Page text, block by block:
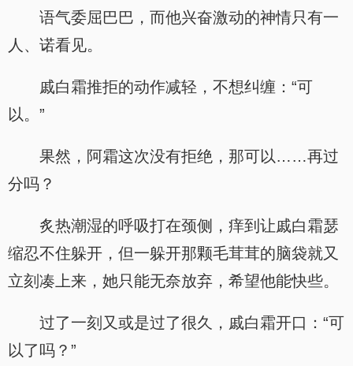
语气委屈巴巴，而他兴奋激动的神情只有一
人、诺看见。
戚白霜推拒的动作减轻，不想纠缠：“可
以。”
果然，阿霜这次没有拒绝，那可以……再过
分吗？
炙热潮湿的呼吸打在颈侧，痒到让戚白霜瑟
缩忍不住躲开，但一躲开那颗毛茸茸的脑袋就又
立刻凑上来，她只能无奈放弃，希望他能快些。
过了一刻又或是过了很久，戚白霜开口：“可
以了吗？”